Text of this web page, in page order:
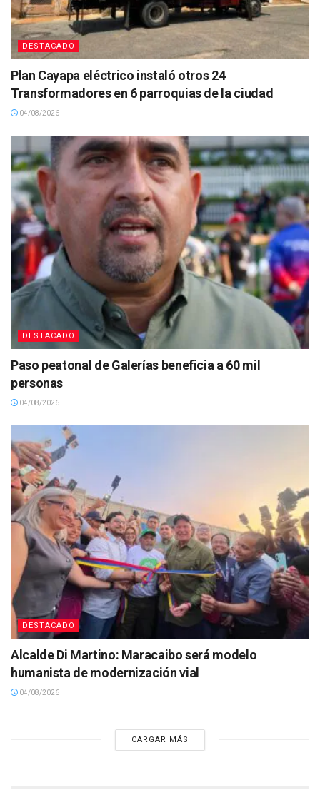
DESTACADO
Plan Cayapa eléctrico instaló otros 24
Transformadores en 6 parroquias de la ciudad
04/08/2026
DESTACADO
Paso peatonal de Galerías beneficia a 60 mil
personas
04/08/2026
DESTACADO
Alcalde Di Martino: Maracaibo será modelo
humanista de modernización vial
04/08/2026
CARGAR MÁS